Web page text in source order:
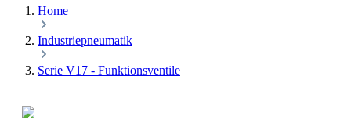
Home
Industriepneumatik
Serie V17 - Funktionsventile